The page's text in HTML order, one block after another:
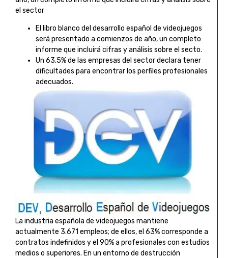
el sector
El libro blanco del desarrollo español de videojuegos
será presentado a comienzos de año, un completo
informe que incluirá cifras y análisis sobre el secto.
Un 63,5% de las empresas del sector declara tener
dificultades para encontrar los perfiles profesionales
adecuados.
La industria española de videojuegos mantiene
actualmente 3.671 empleos; de ellos, el 63% corresponde a
contratos indefinidos y el 90% a profesionales con estudios
medios o superiores. En un entorno de destrucción